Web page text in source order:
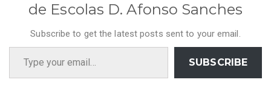
de Escolas D. Afonso Sanches
Subscribe to get the latest posts sent to your email.
Type your email…
SUBSCRIBE